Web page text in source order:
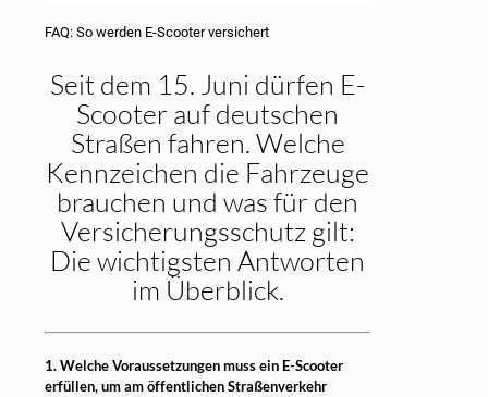
FAQ: So wer­den E-Scoo­ter ver­si­chert
Seit dem 15. Juni dürfen E-
Scooter auf deutschen
Straßen fahren. Welche
Kennzeichen die Fahrzeuge
brauchen und was für den
Versicherungsschutz gilt:
Die wichtigsten Antworten
im Überblick.
1. Welche Voraussetzungen muss ein E-Scooter
erfüllen, um am öffentlichen Straßenverkehr